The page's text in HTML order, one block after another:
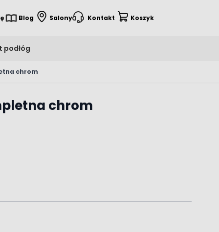
Blog Salony Kontakt Koszyk
podłóg
chrom
chrom